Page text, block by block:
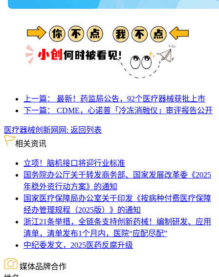
上一篇： 最新！药监局公告，92个医疗器械获批上市
下一篇： CDME，心诺普「冷冻消融仪」审评报告公开
医疗器械创新网网: 返回列表
相关资讯
立项！脑机接口将迎行业标准
国务院办公厅关于转发商务部、国家发展改革委《2025
年稳外资行动方案》的通知
国家医疗保障局办公室关于印发《按病种付费医疗保障
经办管理规程（2025版）》的通知
浙江21条举措，全链条支持创新药械！编制研发、应用
清单，清单发布1个月内，医院“应配尽配”
中纪委发文，2025医药反腐升级
媒体品牌合作